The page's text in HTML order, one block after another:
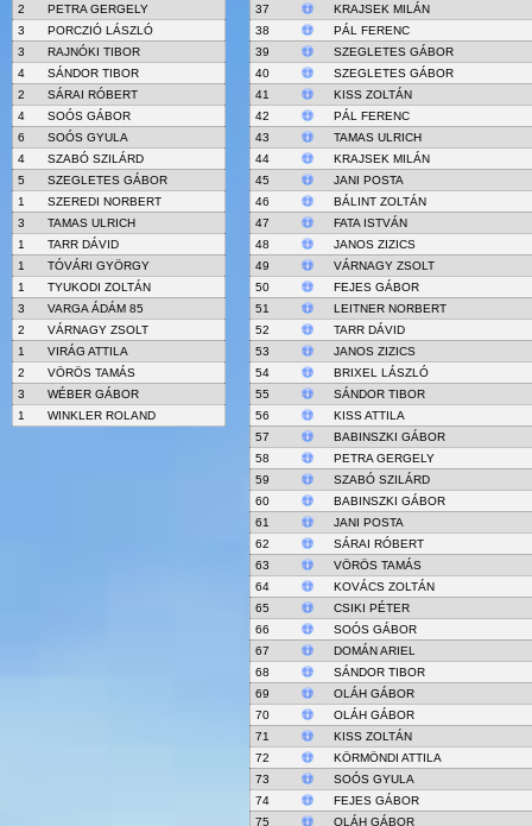
2
PETRA GERGELY
3
PORCZIÓ LÁSZLÓ
3
RAJNÓKI TIBOR
4
SÁNDOR TIBOR
2
SÁRAI RÓBERT
4
SOÓS GÁBOR
6
SOÓS GYULA
4
SZABÓ SZILÁRD
5
SZEGLETES GÁBOR
1
SZEREDI NORBERT
3
TAMAS ULRICH
1
TARR DÁVID
1
TÓVÁRI GYÖRGY
1
TYUKODI ZOLTÁN
3
VARGA ÁDÁM 85
2
VÁRNAGY ZSOLT
1
VIRÁG ATTILA
2
VÖRÖS TAMÁS
3
WÉBER GÁBOR
1
WINKLER ROLAND
37
KRAJSEK MILÁN
38
PÁL FERENC
39
SZEGLETES GÁBOR
40
SZEGLETES GÁBOR
41
KISS ZOLTÁN
42
PÁL FERENC
43
TAMAS ULRICH
44
KRAJSEK MILÁN
45
JANI POSTA
46
BÁLINT ZOLTÁN
47
FATA ISTVÁN
48
JANOS ZIZICS
49
VÁRNAGY ZSOLT
50
FEJES GÁBOR
51
LEITNER NORBERT
52
TARR DÁVID
53
JANOS ZIZICS
54
BRIXEL LÁSZLÓ
55
SÁNDOR TIBOR
56
KISS ATTILA
57
BABINSZKI GÁBOR
58
PETRA GERGELY
59
SZABÓ SZILÁRD
60
BABINSZKI GÁBOR
61
JANI POSTA
62
SÁRAI RÓBERT
63
VÖRÖS TAMÁS
64
KOVÁCS ZOLTÁN
65
CSIKI PÉTER
66
SOÓS GÁBOR
67
DOMÁN ARIEL
68
SÁNDOR TIBOR
69
OLÁH GÁBOR
70
OLÁH GÁBOR
71
KISS ZOLTÁN
72
KÖRMÖNDI ATTILA
73
SOÓS GYULA
74
FEJES GÁBOR
75
OLÁH GÁBOR